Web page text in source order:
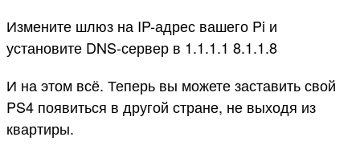
Измените шлюз на IP-адрес вашего Pi и
установите DNS-сервер в 1.1.1.1 8.1.1.8
И на этом всё. Теперь вы можете заставить свой
PS4 появиться в другой стране, не выходя из
квартиры.